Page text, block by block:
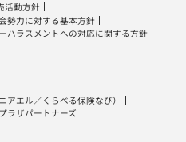
活動方針
勢力に対する基本方針
ハラスメントへの対応に関する方針
アエル ／ くらべる保険なび）
ラザパートナーズ